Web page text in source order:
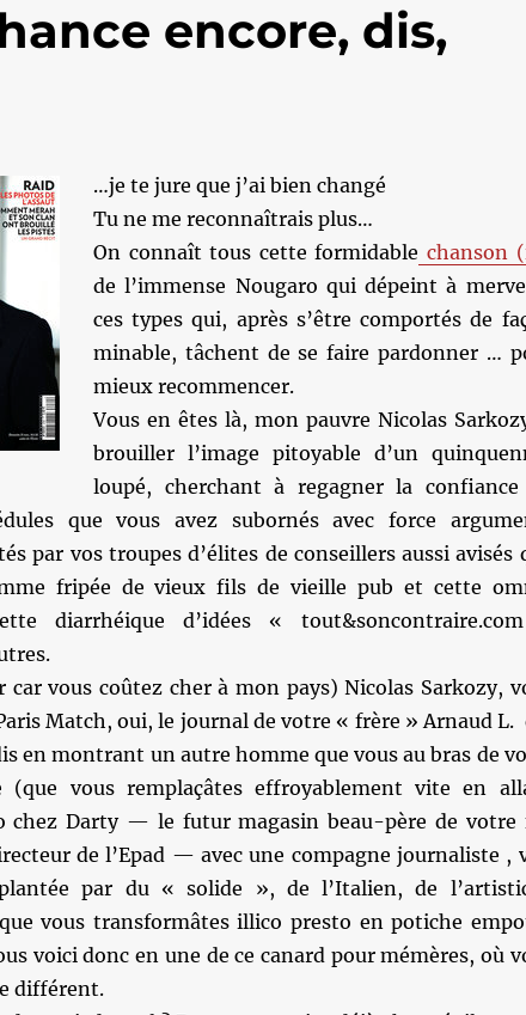
encore, dis,
…je te jure que j’ai bien changé
Tu ne me reconnaîtrais plus…
On connaît tous cette formidable chanson
de l’immense Nougaro qui dépeint à
ces types qui, après s’être comportés de
minable, tâchent de se faire pardonner …
mieux recommencer.
Vous en êtes là, mon pauvre Nicolas
brouiller l’image pitoyable d’un
loupé, cherchant à regagner la confiance
que vous avez subornés avec force
par vos troupes d’élites de conseillers aussi avisés
fripée de vieux fils de vieille pub et cette
diarrhéique d’idées «
car vous coûtez cher à mon pays) Nicolas Sarkozy,
Match, oui, le journal de votre « frère » Arnaud L.
en montrant un autre homme que vous au bras de
(que vous remplaçâtes effroyablement vite en
chez Darty — le futur magasin beau-père de votre
de l’Epad — avec une compagne journaliste ,
par du « solide », de l’Italien, de
vous transformâtes illico presto en potiche
voici donc en une de ce canard pour mémères, où
différent.